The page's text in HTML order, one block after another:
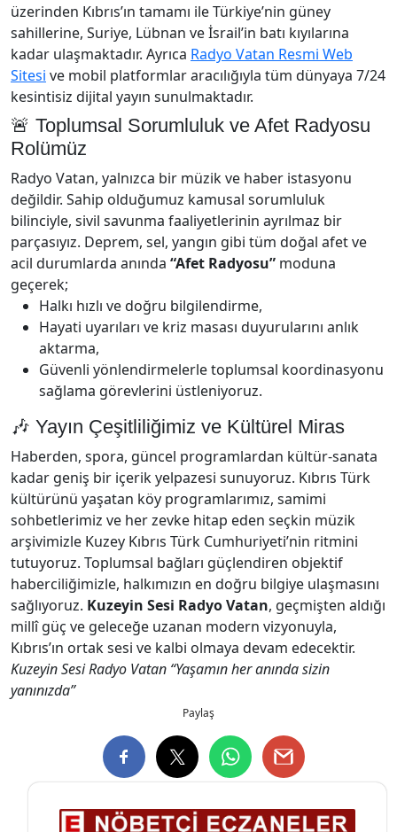
üzerinden Kıbrıs’ın tamamı ile Türkiye’nin güney
sahillerine, Suriye, Lübnan ve İsrail’in batı kıyılarına
kadar ulaşmaktadır. Ayrıca Radyo Vatan Resmi Web
Sitesi ve mobil platformlar aracılığıyla tüm dünyaya 7/24
kesintisiz dijital yayın sunulmaktadır.
🚨 Toplumsal Sorumluluk ve Afet Radyosu
Rolümüz
Radyo Vatan, yalnızca bir müzik ve haber istasyonu
değildir. Sahip olduğumuz kamusal sorumluluk
bilinciyle, sivil savunma faaliyetlerinin ayrılmaz bir
parçasıyız. Deprem, sel, yangın gibi tüm doğal afet ve
acil durumlarda anında “Afet Radyosu” moduna
geçerek;
Halkı hızlı ve doğru bilgilendirme,
Hayati uyarıları ve kriz masası duyurularını anlık
aktarma,
Güvenli yönlendirmelerle toplumsal koordinasyonu
sağlama görevlerini üstleniyoruz.
🎶 Yayın Çeşitliliğimiz ve Kültürel Miras
Haberden, spora, güncel programlardan kültür-sanata
kadar geniş bir içerik yelpazesi sunuyoruz. Kıbrıs Türk
kültürünü yaşatan köy programlarımız, samimi
sohbetlerimiz ve her zevke hitap eden seçkin müzik
arşivimizle Kuzey Kıbrıs Türk Cumhuriyeti’nin ritmini
tutuyoruz. Toplumsal bağları güçlendiren objektif
haberciliğimizle, halkımızın en doğru bilgiye ulaşmasını
sağlıyoruz. Kuzeyin Sesi Radyo Vatan, geçmişten aldığı
millî güç ve geleceğe uzanan modern vizyonuyla,
Kıbrıs’ın ortak sesi ve kalbi olmaya devam edecektir.
Kuzeyin Sesi Radyo Vatan “Yaşamın her anında sizin
yanınızda”
Paylaş